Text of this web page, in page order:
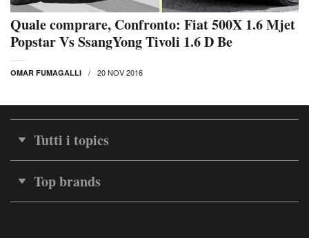
Quale comprare, Confronto: Fiat 500X 1.6 Mjet
Popstar Vs SsangYong Tivoli 1.6 D Be
OMAR FUMAGALLI 20 NOV 2016
Tutti i topics
Top brands